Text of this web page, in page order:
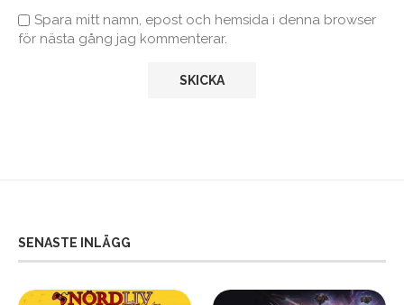
Spara mitt namn, epost och hemsida i denna browser
för nästa gång jag kommenterar.
SENASTE INLÄGG